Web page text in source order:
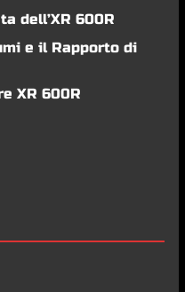
dell’XR 600R
e il Rapporto di
XR 600R